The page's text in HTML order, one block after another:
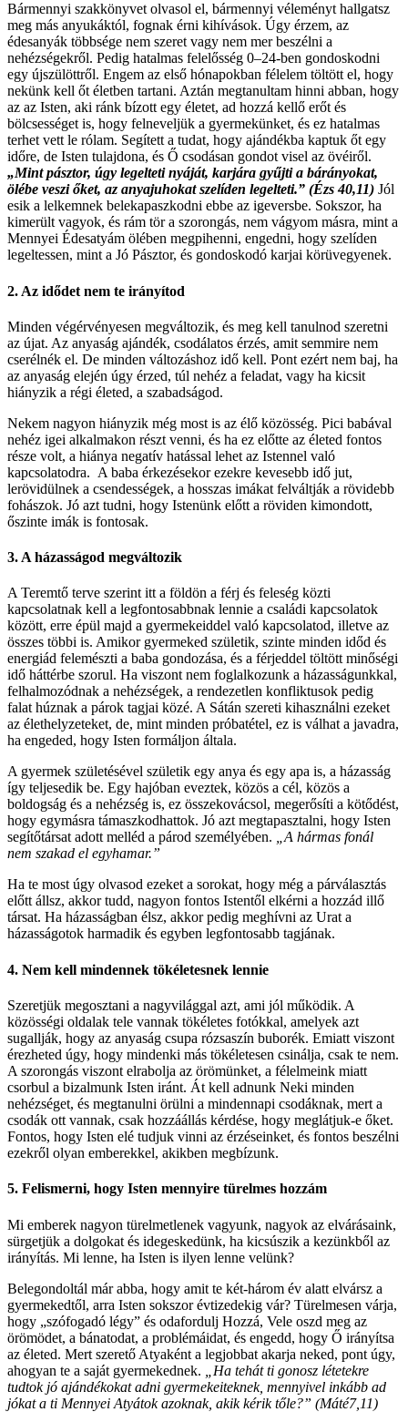
Bármennyi szakkönyvet olvasol el, bármennyi véleményt hallgatsz
meg más anyukáktól, fognak érni kihívások. Úgy érzem, az
édesanyák többsége nem szeret vagy nem mer beszélni a
nehézségekről. Pedig hatalmas felelősség 0–24-ben gondoskodni
egy újszülöttről. Engem az első hónapokban félelem töltött el, hogy
nekünk kell őt életben tartani. Aztán megtanultam hinni abban, hogy
az az Isten, aki ránk bízott egy életet, ad hozzá kellő erőt és
bölcsességet is, hogy felneveljük a gyermekünket, és ez hatalmas
terhet vett le rólam. Segített a tudat, hogy ajándékba kaptuk őt egy
időre, de Isten tulajdona, és Ő csodásan gondot visel az övéiről.
„Mint pásztor, úgy legelteti nyáját, karjára gyűjti a bárányokat,
ölébe veszi őket, az anyajuhokat szelíden legelteti.” (Ézs 40,11) Jól
esik a lelkemnek belekapaszkodni ebbe az igeversbe. Sokszor, ha
kimerült vagyok, és rám tör a szorongás, nem vágyom másra, mint a
Mennyei Édesatyám ölében megpihenni, engedni, hogy szelíden
legeltessen, mint a Jó Pásztor, és gondoskodó karjai körüvegyenek.
2. Az idődet nem te irányítod
Minden végérvényesen megváltozik, és meg kell tanulnod szeretni
az újat. Az anyaság ajándék, csodálatos érzés, amit semmire nem
cserélnék el. De minden változáshoz idő kell. Pont ezért nem baj, ha
az anyaság elején úgy érzed, túl nehéz a feladat, vagy ha kicsit
hiányzik a régi életed, a szabadságod.
Nekem nagyon hiányzik még most is az élő közösség. Pici babával
nehéz igei alkalmakon részt venni, és ha ez előtte az életed fontos
része volt, a hiánya negatív hatással lehet az Istennel való
kapcsolatodra. A baba érkezésekor ezekre kevesebb idő jut,
lerövidülnek a csendességek, a hosszas imákat felváltják a rövidebb
fohászok. Jó azt tudni, hogy Istenünk előtt a röviden kimondott,
őszinte imák is fontosak.
3. A házasságod megváltozik
A Teremtő terve szerint itt a földön a férj és feleség közti
kapcsolatnak kell a legfontosabbnak lennie a családi kapcsolatok
között, erre épül majd a gyermekeiddel való kapcsolatod, illetve az
összes többi is. Amikor gyermeked születik, szinte minden időd és
energiád felemészti a baba gondozása, és a férjeddel töltött minőségi
idő háttérbe szorul. Ha viszont nem foglalkozunk a házasságunkkal,
felhalmozódnak a nehézségek, a rendezetlen konfliktusok pedig
falat húznak a párok tagjai közé. A Sátán szereti kihasználni ezeket
az élethelyzeteket, de, mint minden próbatétel, ez is válhat a javadra,
ha engeded, hogy Isten formáljon általa.
A gyermek születésével születik egy anya és egy apa is, a házasság
így teljesedik be. Egy hajóban eveztek, közös a cél, közös a
boldogság és a nehézség is, ez összekovácsol, megerősíti a kötődést,
hogy egymásra támaszkodhattok. Jó azt megtapasztalni, hogy Isten
segítőtársat adott melléd a párod személyében. „A hármas fonál
nem szakad el egyhamar.”
Ha te most úgy olvasod ezeket a sorokat, hogy még a párválasztás
előtt állsz, akkor tudd, nagyon fontos Istentől elkérni a hozzád illő
társat. Ha házasságban élsz, akkor pedig meghívni az Urat a
házasságotok harmadik és egyben legfontosabb tagjának.
4. Nem kell mindennek tökéletesnek lennie
Szeretjük megosztani a nagyvilággal azt, ami jól működik. A
közösségi oldalak tele vannak tökéletes fotókkal, amelyek azt
sugallják, hogy az anyaság csupa rózsaszín buborék. Emiatt viszont
érezheted úgy, hogy mindenki más tökéletesen csinálja, csak te nem.
A szorongás viszont elrabolja az örömünket, a félelmeink miatt
csorbul a bizalmunk Isten iránt. Át kell adnunk Neki minden
nehézséget, és megtanulni örülni a mindennapi csodáknak, mert a
csodák ott vannak, csak hozzáállás kérdése, hogy meglátjuk-e őket.
Fontos, hogy Isten elé tudjuk vinni az érzéseinket, és fontos beszélni
ezekről olyan emberekkel, akikben megbízunk.
5. Felismerni, hogy Isten mennyire türelmes hozzám
Mi emberek nagyon türelmetlenek vagyunk, nagyok az elvárásaink,
sürgetjük a dolgokat és idegeskedünk, ha kicsúszik a kezünkből az
irányítás. Mi lenne, ha Isten is ilyen lenne velünk?
Belegondoltál már abba, hogy amit te két-három év alatt elvársz a
gyermekedtől, arra Isten sokszor évtizedekig vár? Türelmesen várja,
hogy „szófogadó légy” és odafordulj Hozzá, Vele oszd meg az
örömödet, a bánatodat, a problémáidat, és engedd, hogy Ő irányítsa
az életed. Mert szerető Atyaként a legjobbat akarja neked, pont úgy,
ahogyan te a saját gyermekednek.
„Ha tehát ti gonosz létetekre
tudtok jó ajándékokat adni gyermekeiteknek, mennyivel inkább ad
jókat a ti Mennyei Atyátok azoknak, akik kérik tőle?” (Máté7,11)